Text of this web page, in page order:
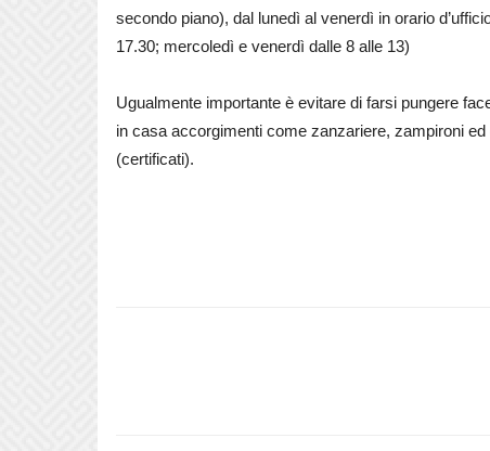
secondo piano), dal lunedì al venerdì in orario
17.30; mercoledì e venerdì dalle 8 alle 13)
Ugualmente importante è evitare di farsi pungere
in casa accorgimenti come zanzariere, zampironi
(certificati).